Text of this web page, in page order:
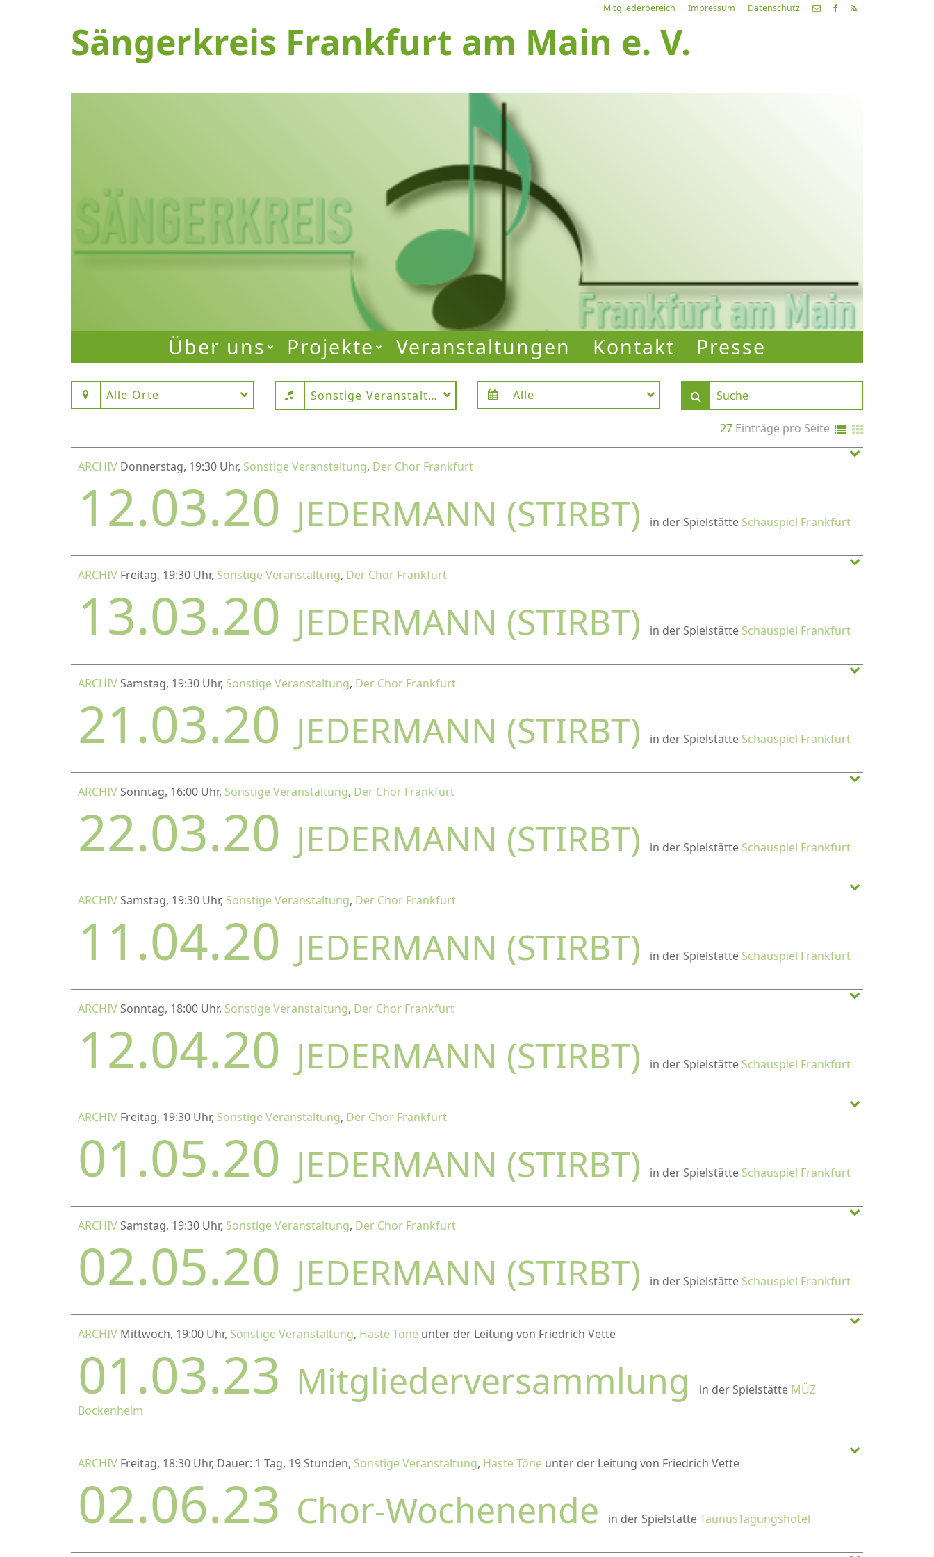
Mitgliederbereich Impressum Datenschutz
Sängerkreis Frankfurt am Main e. V.
Letzte Alle
Über uns Projekte Veranstaltungen Kontakt Presse
Alle Orte Sonstige Veranstaltung Alle
27 Einträge pro Seite
ARCHIV Donnerstag, 19:30 Uhr, Sonstige Veranstaltung, Der Chor Frankfurt
12.03.20 JEDERMANN (STIRBT) in der Spielstätte Schauspiel Frankfurt
ARCHIV Freitag, 19:30 Uhr, Sonstige Veranstaltung, Der Chor Frankfurt
13.03.20 JEDERMANN (STIRBT) in der Spielstätte Schauspiel Frankfurt
ARCHIVSamstag, 19:30 Uhr, Sonstige Veranstaltung, Der Chor Frankfurt
21.03.20 JEDERMANN (STIRBT) in der Spielstätte Schauspiel Frankfurt
ARCHIVSonntag, 16:00 Uhr, Sonstige Veranstaltung, Der Chor Frankfurt
22.03.20 JEDERMANN (STIRBT) in der Spielstätte Schauspiel Frankfurt
ARCHIVSamstag, 19:30 Uhr, Sonstige Veranstaltung, Der Chor Frankfurt
11.04.20 JEDERMANN (STIRBT) in der Spielstätte Schauspiel Frankfurt
ARCHIVSonntag, 18:00 Uhr, Sonstige Veranstaltung, Der Chor Frankfurt
12.04.20 JEDERMANN (STIRBT) in der Spielstätte Schauspiel Frankfurt
ARCHIV Freitag, 19:30 Uhr, Sonstige Veranstaltung, Der Chor Frankfurt
01.05.20 JEDERMANN (STIRBT) in der Spielstätte Schauspiel Frankfurt
ARCHIVSamstag, 19:30 Uhr, Sonstige Veranstaltung, Der Chor Frankfurt
02.05.20 JEDERMANN (STIRBT) in der Spielstätte Schauspiel Frankfurt
ARCHIV Mittwoch, 19:00 Uhr, Sonstige Veranstaltung, Haste Töne unter der Leitung von Friedrich Vette
01.03.23 Mitgliederversammlung in der Spielstätte MÜZ
Bockenheim
ARCHIV Freitag, 18:30 Uhr, Dauer: 1 Tag, 19 Stunden, Sonstige Veranstaltung, Haste Töne unter der Leitung von Friedrich Vette
02.06.23 Chor-Wochenende in der SpielstätteTaunusTagungshotel